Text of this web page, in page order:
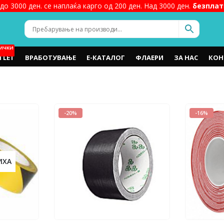
3000 ден. се наплаќа карго од 200 ден. Над 3000 ден.
ВРАБОТУВАЊЕ Е-КАТАЛОГ ФЛАЕРИ ЗА НАС
-20% -16%